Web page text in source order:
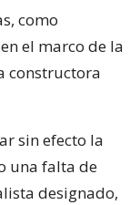
como
el marco de la
constructora
sin efecto la
una falta de
designado,